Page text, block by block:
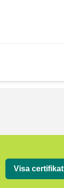
Visa certifikat